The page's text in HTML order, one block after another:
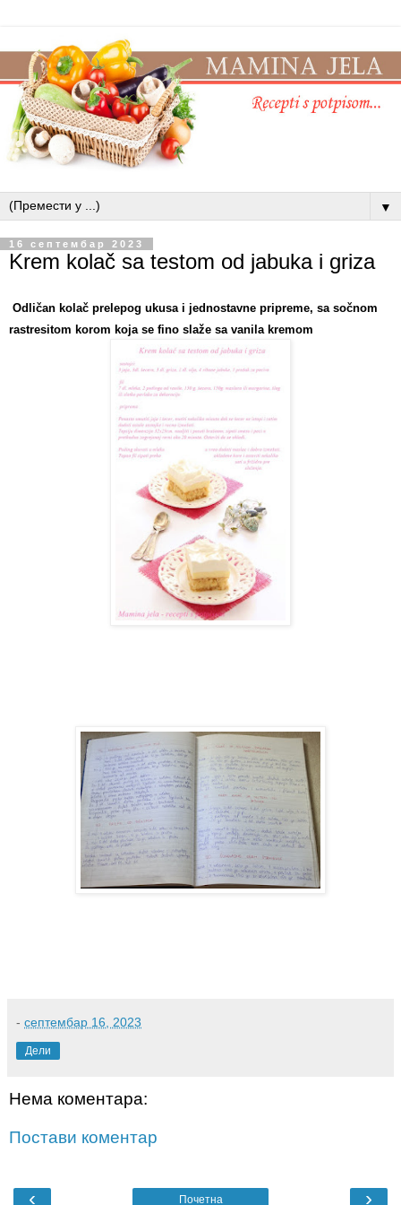
▼
16 септембар 2023
Krem kolač sa testom od jabuka i griza
Odličan kolač prelepog ukusa i jednostavne pripreme, sa sočnom
rastresitom korom koja se fino slaže sa vanila kremom
- септембар 16, 2023
Дели
Нема коментара:
Постави коментар
‹ ›
Почетна